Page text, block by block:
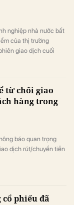
nghiệp nhà nước bất
của thị trường
giao dịch cuối
khi mở cửa trong
từ chối giao
hàng trong
báo quan trọng
dịch rút/chuyển tiền
phiếu đã